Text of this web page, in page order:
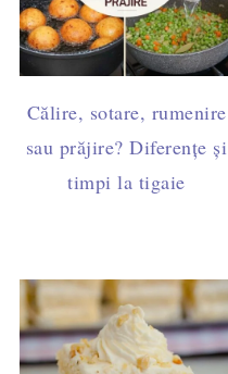
Călire, sotare, rumenire
sau prăjire? Diferențe și
timpi la tigaie